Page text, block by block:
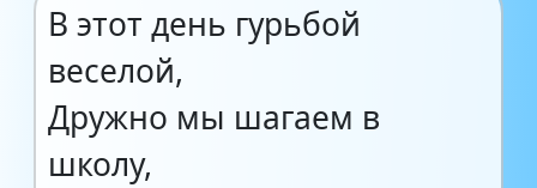
В этот день гурьбой
веселой,
Дружно мы шагаем в
школу,